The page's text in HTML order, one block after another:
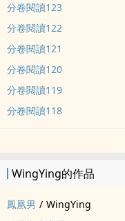
分卷閱讀123
分卷閱讀122
分卷閱讀121
分卷閱讀120
分卷閱讀119
分卷閱讀118
WingYing的作品
鳳凰男 / WingYing